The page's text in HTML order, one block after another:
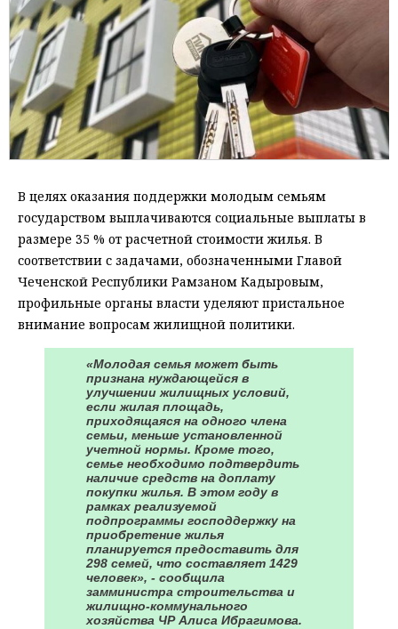
В целях оказания поддержки молодым семьям
государством выплачиваются социальные выплаты в
размере 35 % от расчетной стоимости жилья. В
соответствии с задачами, обозначенными Главой
Чеченской Республики Рамзаном Кадыровым,
профильные органы власти уделяют пристальное
внимание вопросам жилищной политики.
«Молодая семья может быть
признана нуждающейся в
улучшении жилищных условий,
если жилая площадь,
приходящаяся на одного члена
семьи, меньше установленной
учетной нормы. Кроме того,
семье необходимо подтвердить
наличие средств на доплату
покупки жилья. В этом году в
рамках реализуемой
подпрограммы господдержку на
приобретение жилья
планируется предоставить для
298 семей, что составляет 1429
человек», - сообщила
замминистра строительства и
жилищно-коммунального
хозяйства ЧР Алиса Ибрагимова.